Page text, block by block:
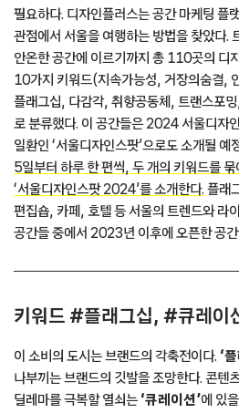
필요하다. 디자인플러스는 공간 마케팅 플
관점에서 서울을 여행하는 방법을 찾았다.
안온한 공간에 이르기까지 총 110곳의 디
10가지 키워드(지속가능성, 거장의숨결,
플래그십, 다감각, 취향공동체, 트랜스포
로 분류했다. 이 공간들은 2024 서울디자
일환인 ‘서울디자인스팟’으로도 소개될 예
5일부터 하루 한 편씩, 두 개의 키워드를 묶
‘서울디자인스팟2024’를 소개한다. 플래
편집숍, 카페, 호텔 등 서울의 트렌드와 라
공간들 중에서 2023년 이후에 오픈한 공
키워드 #플래그십, #큐레이
이 소비의 도시는 브랜드의 각축전이다. ‘
나부끼는 브랜드의 깃발을 조망한다. 콘텐
딜레마를 극복할 열쇠는 ‘큐레이션’에 있